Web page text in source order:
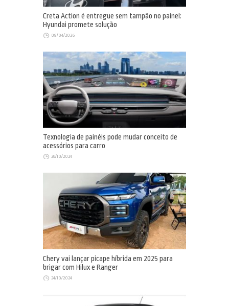
Creta Action é entregue sem tampão no painel:
Hyundai promete solução
09/04/2026
Texnologia de painéis pode mudar conceito de
acessórios para carro
28/10/2024
Chery vai lançar picape híbrida em 2025 para
brigar com Hilux e Ranger
24/10/2024